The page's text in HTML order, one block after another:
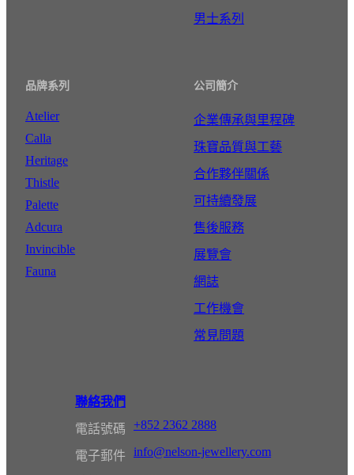
男士系列
品牌系列
Atelier
Calla
Heritage
Thistle
Palette
Adcura
Invincible
Fauna
公司簡介
企業傳承與里程碑
珠寶品質與工藝
合作夥伴關係
可持續發展
售後服務
展覽會
網誌
工作機會
常見問題
聯絡我們
電話號碼
+852 2362 2888
電子郵件 info@nelson-jewellery.com